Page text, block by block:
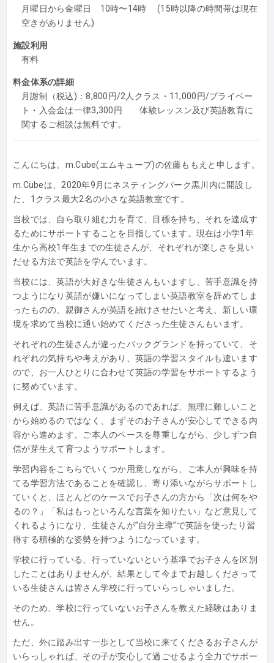
月曜日から金曜日 10時〜14時 (15時以降の時間帯は現在
空きがありません)
施設利用
有料
料金体系の詳細
月謝制（税込)：8,800円/2人クラス・11,000円/プライベー
ト・入会金は一律3,300円 体験レッスン及び英語教育に
関するご相談は無料です。
こんにちは。m.Cube(エムキューブ)の佐藤ももえと申します。
m.Cubeは、 2020年9月にネスティングパーク黒川内に開設し
た、 1クラス最大2名の小さな英語教室です。
当校では、自ら取り組む力を育て、目標を持ち、 それを達成す
るためにサポートすることを目指しています。 現在は小学1年
生から高校1年生までの生徒さんが、 それぞれが楽しさを見い
だせる方法で英語を学んでいます。
当校には、英語が大好きな生徒さんもいますし、苦手意識を持
つようになり英語が嫌いになってしまい英語教室を辞めてしま
ったものの、親御さんが英語を続けさせたいと考え、 新しい環
境を求めて当校に通い始めてくださった生徒さんもいます。
それぞれの生徒さんが違ったバックグランドを持っていて、 そ
れぞれの気持ちや考えがあり、 英語の学習スタイルも違います
ので、 お一人ひとりに合わせて英語の学習をサポートするよう
に努めてい ます。
例えば、英語に苦手意識があるのであれば、 無理に難しいこと
から始めるのではなく、
まずそのお子さんが安心してできる内
容から進めます。
ご本人のペースを尊重しながら、 少しずつ自
信が芽生えて育つようサポートします。
学習内容をこちらでいくつか用意しながら、
ご本人が興味を持
てる学習方法であることを確認し、寄り添いながらサポートし
ていくと、ほとんどのケースでお子さんの方から「次は何をや
るの？」「私はもっといろんな言葉を知りたい」 など意見して
くれるようになり、生徒さんが”自分主導”で英語を使ったり習
得する積極的な姿勢を持つようになっています。
学校に行っている、 行っていないという基準でお子さんを区別
したことはありませんが 、結果として今までお越しくださって
いる生徒さんは皆さん学校に行っていらっしゃいました。
そのため、学校に行っていないお子さんを教えた経験はありま
せん。
ただ、 外に踏み出す一歩として当校に来てくださるお子さんが
いらっしゃれば、 その子が安心して過ごせるよう全力でサポー